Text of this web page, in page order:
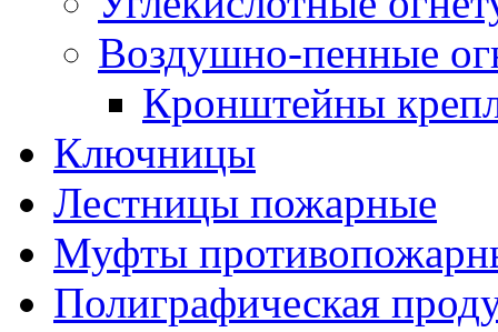
Воздушно-пенные
Кронштейны
Ключницы
Лестницы пожарные
Муфты
Полиграфическая